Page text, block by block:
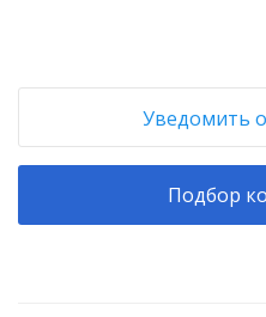
Уведомить
Подбор